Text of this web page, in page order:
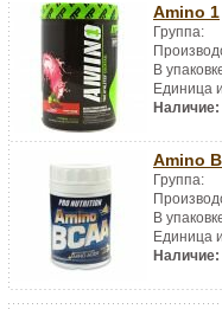
Amino 1
Группа:
В
Единица
Наличие:
Amino
Группа:
В
Единица
Наличие: